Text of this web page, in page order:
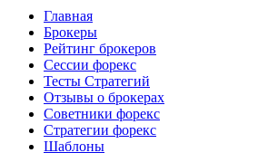
Главная
Брокеры
Рейтинг брокеров
Сессии форекс
Тесты Стратегий
Отзывы о брокерах
Советники форекс
Стратегии форекс
Шаблоны